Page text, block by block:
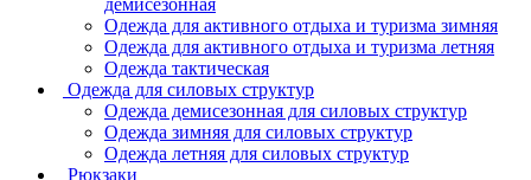
демисезонная
Одежда для активного отдыха и туризма зимняя
Одежда для активного отдыха и туризма летняя
Одежда тактическая
Одежда для силовых структур
Одежда демисезонная для силовых структур
Одежда зимняя для силовых структур
Одежда летняя для силовых структур
Рюкзаки